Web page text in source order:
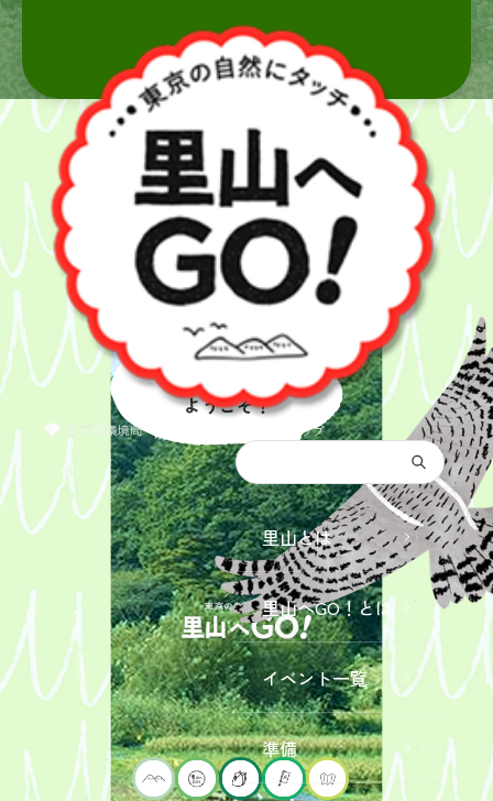
都庁総合トップ
里山とは
里山へGO！とは
イベント一覧
準備
里山へ
ようこそ！